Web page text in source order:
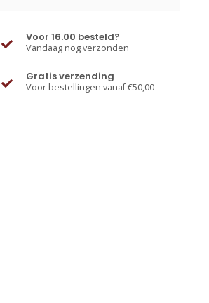
Voor 16.00 besteld?
Vandaag nog verzonden
Gratis verzending
Voor bestellingen vanaf €50,00